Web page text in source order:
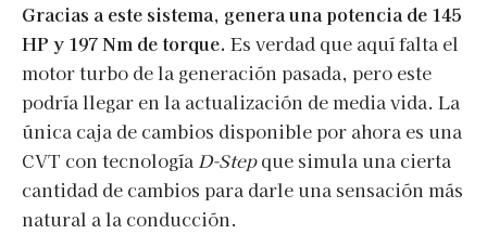
Gracias a este sistema, genera una potencia de 145
HP y 197 Nm de torque. Es verdad que aquí falta el
motor turbo de la generación pasada, pero este
podría llegar en la actualización de media vida. La
única caja de cambios disponible por ahora es una
CVT con tecnología D-Stepque simula una cierta
cantidad de cambios para darle una sensación más
natural a la conducción.